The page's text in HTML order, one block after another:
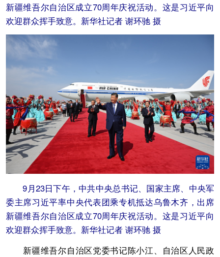
新疆维吾尔自治区成立70周年庆祝活动。这是习近平向
欢迎群众挥手致意。新华社记者 谢环驰 摄
9月23日下午，中共中央总书记、国家主席、中央军
委主席习近平率中央代表团乘专机抵达乌鲁木齐，出席
新疆维吾尔自治区成立70周年庆祝活动。这是习近平向
欢迎群众挥手致意。新华社记者 谢环驰 摄
新疆维吾尔自治区党委书记陈小江、自治区人民政